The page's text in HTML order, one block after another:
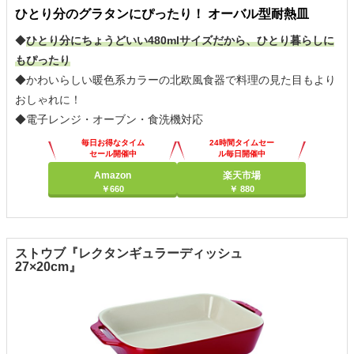
ひとり分のグラタンにぴったり！ オーバル型耐熱皿
◆ひとり分にちょうどいい480mlサイズだから、ひとり暮らしに
もぴったり
◆かわいらしい暖色系カラーの北欧風食器で料理の見た目もより
おしゃれに！
◆電子レンジ・オーブン・食洗機対応
毎日お得なタイム
セール開催中
Amazon
￥660
24時間タイムセー
ル毎日開催中
楽天市場
￥ 880
ストウブ『レクタンギュラーディッシュ
27×20cm』